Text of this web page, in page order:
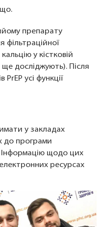
препарату
у кістковій
досліджують). Після
усі функції
у закладах
до програми
Інформацію щодо цих
ресурсах